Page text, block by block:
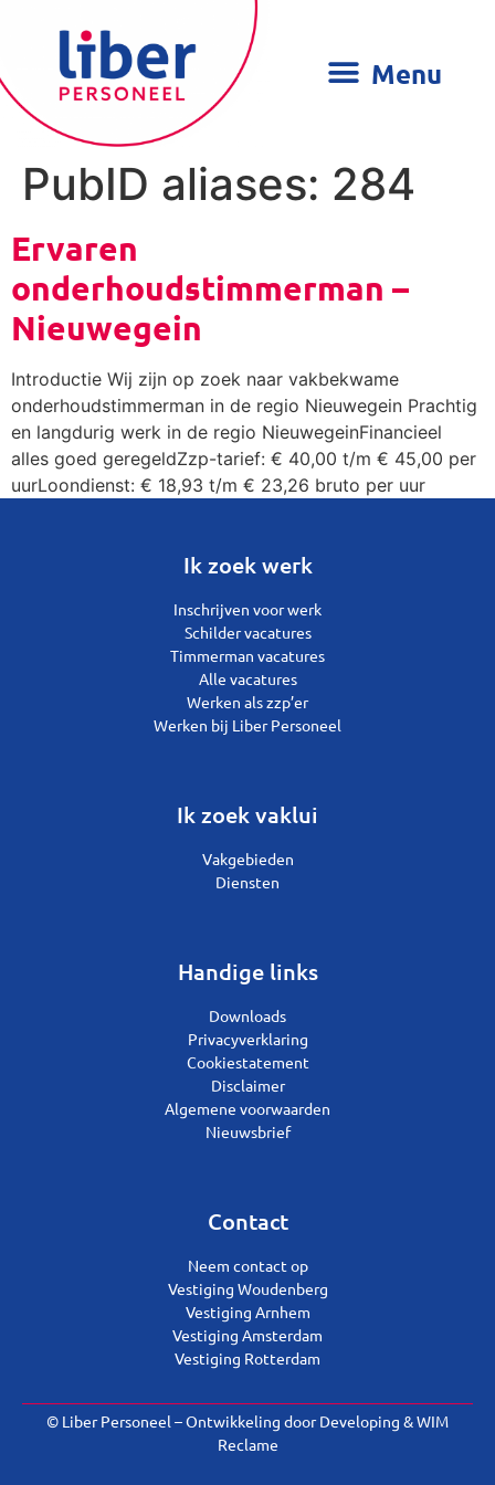
PubID aliases: 284
Ervaren
onderhoudstimmerman –
Nieuwegein
Introductie Wij zijn op zoek naar vakbekwame
onderhoudstimmerman in de regio Nieuwegein Prachtig
en langdurig werk in de regio NieuwegeinFinancieel
alles goed geregeldZzp-tarief: € 40,00 t/m € 45,00 per
uurLoondienst: € 18,93 t/m € 23,26 bruto per uur
Ik zoek werk
Inschrijven voor werk
Schilder vacatures
Timmerman vacatures
Alle vacatures
Werken als zzp’er
Werken bij Liber Personeel
Ik zoek vaklui
Vakgebieden
Diensten
Handige links
Downloads
Privacyverklaring
Cookiestatement
Disclaimer
Algemene voorwaarden
Nieuwsbrief
Contact
Neem contact op
Vestiging Woudenberg
Vestiging Arnhem
Vestiging Amsterdam
Vestiging Rotterdam
© Liber Personeel – Ontwikkeling doorDeveloping &WIM
Reclame